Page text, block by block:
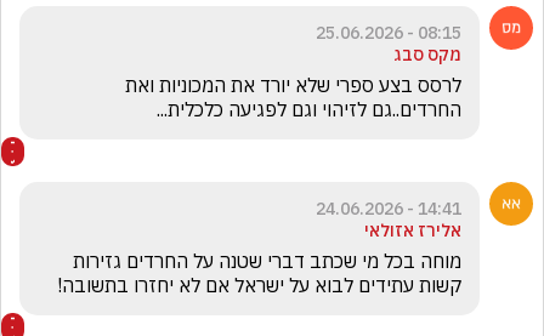
08:15 - 25.06.2026
מקס סבג
החרדים..גם לזיהוי וגם לפגיעה כלכלית...
14:41 - 24.06.2026
אלירז אזולאי
קשות עתידים לבוא על ישראל אם לא יחזרו בתשובה!